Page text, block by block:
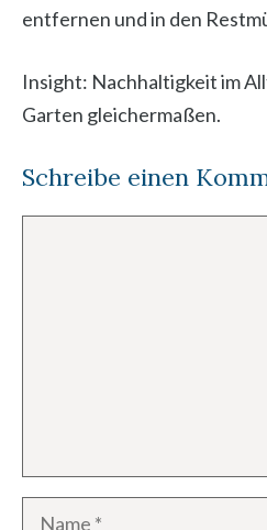
entfernen und in den
Insight: Nachhaltigkeit im
Garten gleichermaßen.
Schreibe einen
Name